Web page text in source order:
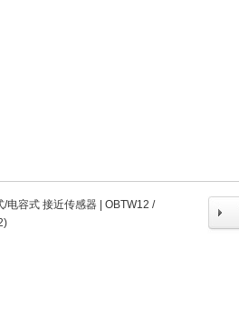
/电容式 接近传感器 | OBTW12 /